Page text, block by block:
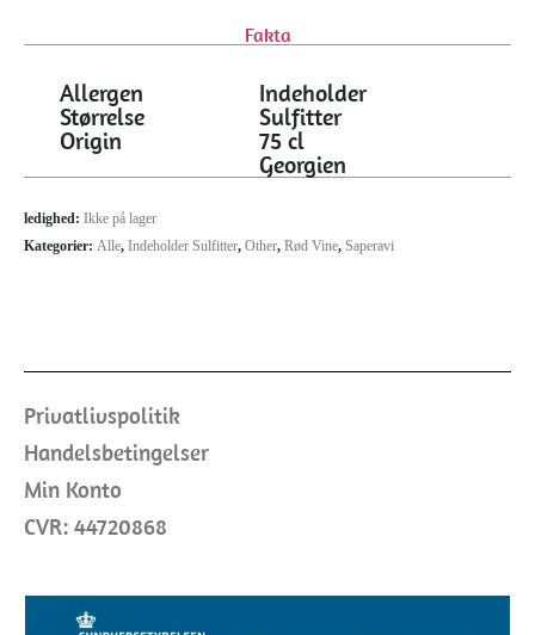
Fakta
Allergen
Størrelse
Origin
Indeholder
Sulfitter
75 cl
Georgien
ledighed: Ikke på lager
Kategorier: Alle, Indeholder Sulfitter, Other, Rød Vine, Saperavi
Privatlivspolitik
Handelsbetingelser
Min Konto
CVR: 44720868